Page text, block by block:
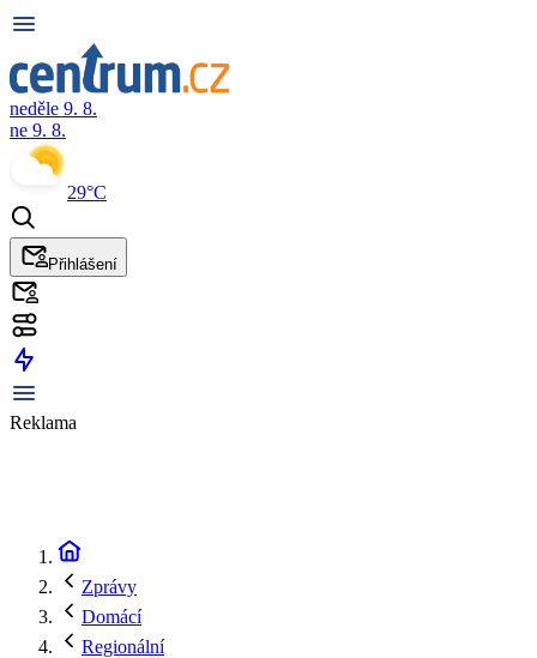
neděle 9. 8.
ne 9. 8.
29°C
Přihlášení
Reklama
Zprávy
Domácí
Regionální